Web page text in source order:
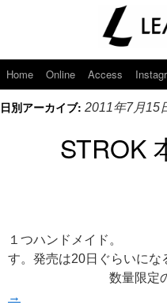
Home Online Access
日別アーカイブ: 2011年7月15
STROK
今回
１つハンドメイド。
す。発売は20日ぐらいにな
数量限定の為、
→